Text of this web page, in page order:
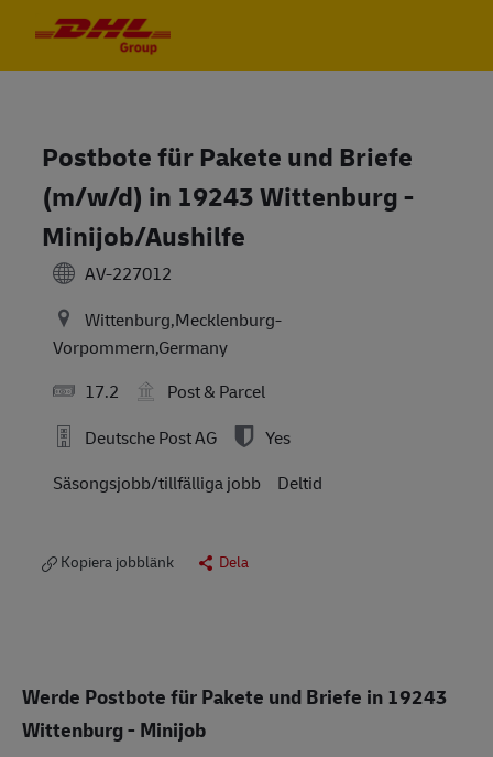
Postbote für Pakete und Briefe
(m/w/d) in 19243 Wittenburg -
Minijob/Aushilfe
AV-227012
Wittenburg,Mecklenburg-
Vorpommern,Germany
17.2
Post & Parcel
Deutsche Post AG
Yes
Säsongsjobb/tillfälliga jobb
Deltid
Kopiera jobblänk Dela
Werde Postbote für Pakete und Briefe in 19243
Wittenburg - Minijob